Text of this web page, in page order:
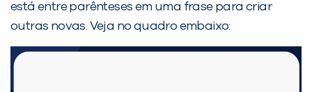
está entre parênteses em uma frase para criar
outras novas. Veja no quadro embaixo: